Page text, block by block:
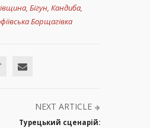
, Бігун, Кандиба,
Борщагівка
NEXT ARTICLE
Турецький сценарій: